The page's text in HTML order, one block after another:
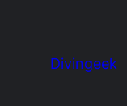
Divingeek